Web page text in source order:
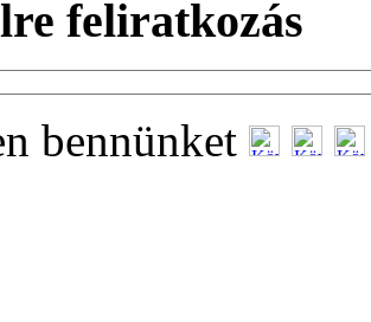
feliratkozás
bennünket